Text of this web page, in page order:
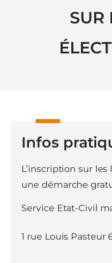
SUR
Infos
L’inscription sur
une démarche
Service Etat-Civil
1 rue Louis Pasteur